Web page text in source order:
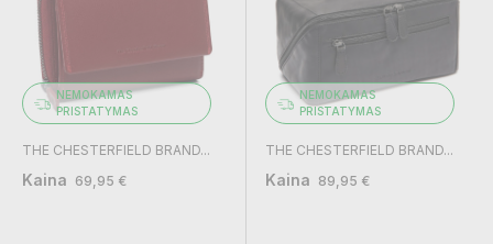
NEMOKAMAS
PRISTATYMAS
THE CHESTERFIELD BRAND...
Kaina 69,95 €
NEMOKAMAS
PRISTATYMAS
THE CHESTERFIELD BRAND...
Kaina 89,95 €